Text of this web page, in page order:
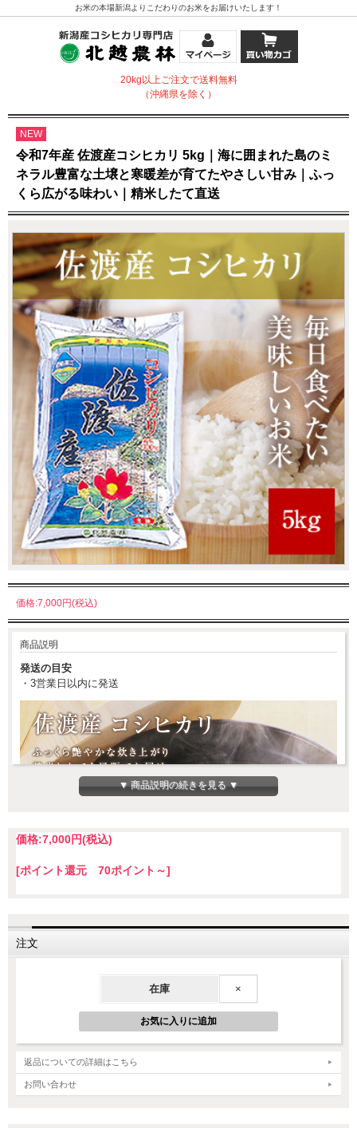
お米の本場新潟よりこだわりのお米をお届けいたします！
20kg以上ご注文で送料無料
（沖縄県を除く）
NEW
令和7年産 佐渡産コシヒカリ 5kg｜海に囲まれた島のミ
ネラル豊富な土壌と寒暖差が育てたやさしい甘み｜ふっ
くら広がる味わい｜精米したて直送
価格:7,000円(税込)
商品説明
発送の目安
・3営業日以内に発送
佐渡産コシヒカリ～美味しさの特徴～
香り、艶はもちろん、噛むほどに口の中に広がる甘みが自慢のコシ
ヒカリです。
▼ 商品説明の続きを見る ▼
価格:7,000円(税込)
[ポイント還元 70ポイント～]
注文
在庫 ×
返品についての詳細はこちら
お問い合わせ